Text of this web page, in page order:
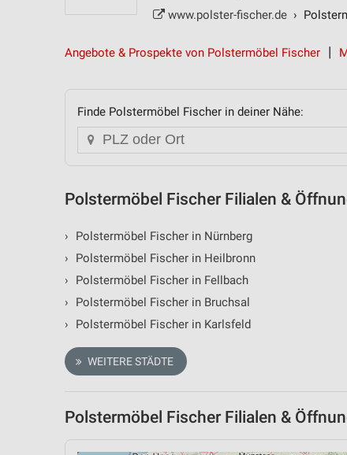
www.polster-fischer.de ›
Angebote & Prospekte von Polstermöbel Fischer
Finde Polstermöbel Fischer in deiner Nähe:
Polstermöbel Fischer Filialen &
›
Polstermöbel Fischer in Nürnberg
›
Polstermöbel Fischer in Heilbronn
›
Polstermöbel Fischer in Fellbach
›
Polstermöbel Fischer in Bruchsal
›
Polstermöbel Fischer in Karlsfeld
WEITERE STÄDTE
Polstermöbel Fischer Filialen &